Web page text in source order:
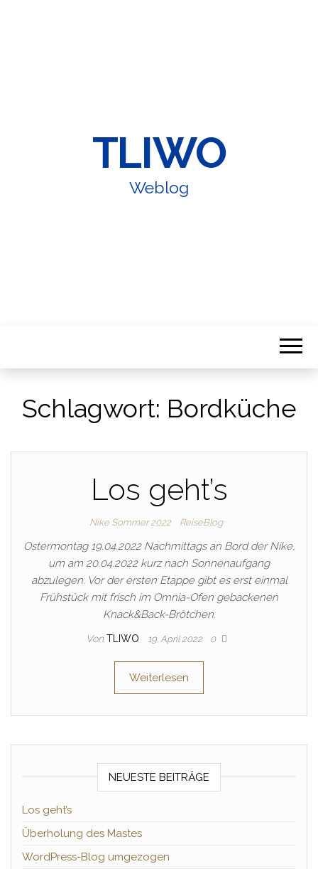
TLIWO
Weblog
Schlagwort: Bordküche
Los geht’s
Nike Sommer 2022 ReiseBlog
Ostermontag 19.04.2022 Nachmittags an Bord der Nike,
um am 20.04.2022 kurz nach Sonnenaufgang
abzulegen. Vor der ersten Etappe gibt es erst einmal
Frühstück mit frisch im Omnia-Ofen gebackenen
Knack&Back-Brötchen.
Von TLIWO 19. April 2022 0
Weiterlesen
NEUESTE BEITRÄGE
Los geht’s
Überholung des Mastes
WordPress-Blog umgezogen